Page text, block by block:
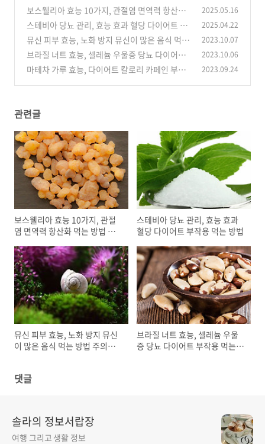
보스웰리아 효능 10가지, 관절염 면역력 항산화
먹는 방법 권장량 부작용
(0)
2025.05.16
스테비아 당뇨 관리, 효능 효과 혈당 다이어트 부
작용 먹는 방법
(0)
2025.04.22
뮤신 피부 효능, 노화 방지 뮤신이 많은 음식 먹는
방법 주의할 점
(0)
2023.10.07
브라질 너트 효능, 셀레늄 우울증 당뇨 다이어트
부작용 먹는 방법 칼로리 (0)
2023.10.06
마테차 가루 효능, 다이어트 칼로리 카페인 부작
2023.09.24
관련글
보스웰리아 효능 10가지, 관절
염 면역력 항산화 먹는 방법 권
스테비아 당뇨 관리, 효능 효과
혈당 다이어트 부작용 먹는 방법
뮤신 피부 효능, 노화 방지 뮤신
이 많은 음식 먹는 방법 주의할
브라질 너트 효능, 셀레늄 우울
증 당뇨 다이어트 부작용 먹는
댓글
솔라의 정보서랍장
여행 그리고 생활 정보